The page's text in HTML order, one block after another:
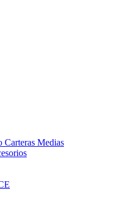
Carteras Medias